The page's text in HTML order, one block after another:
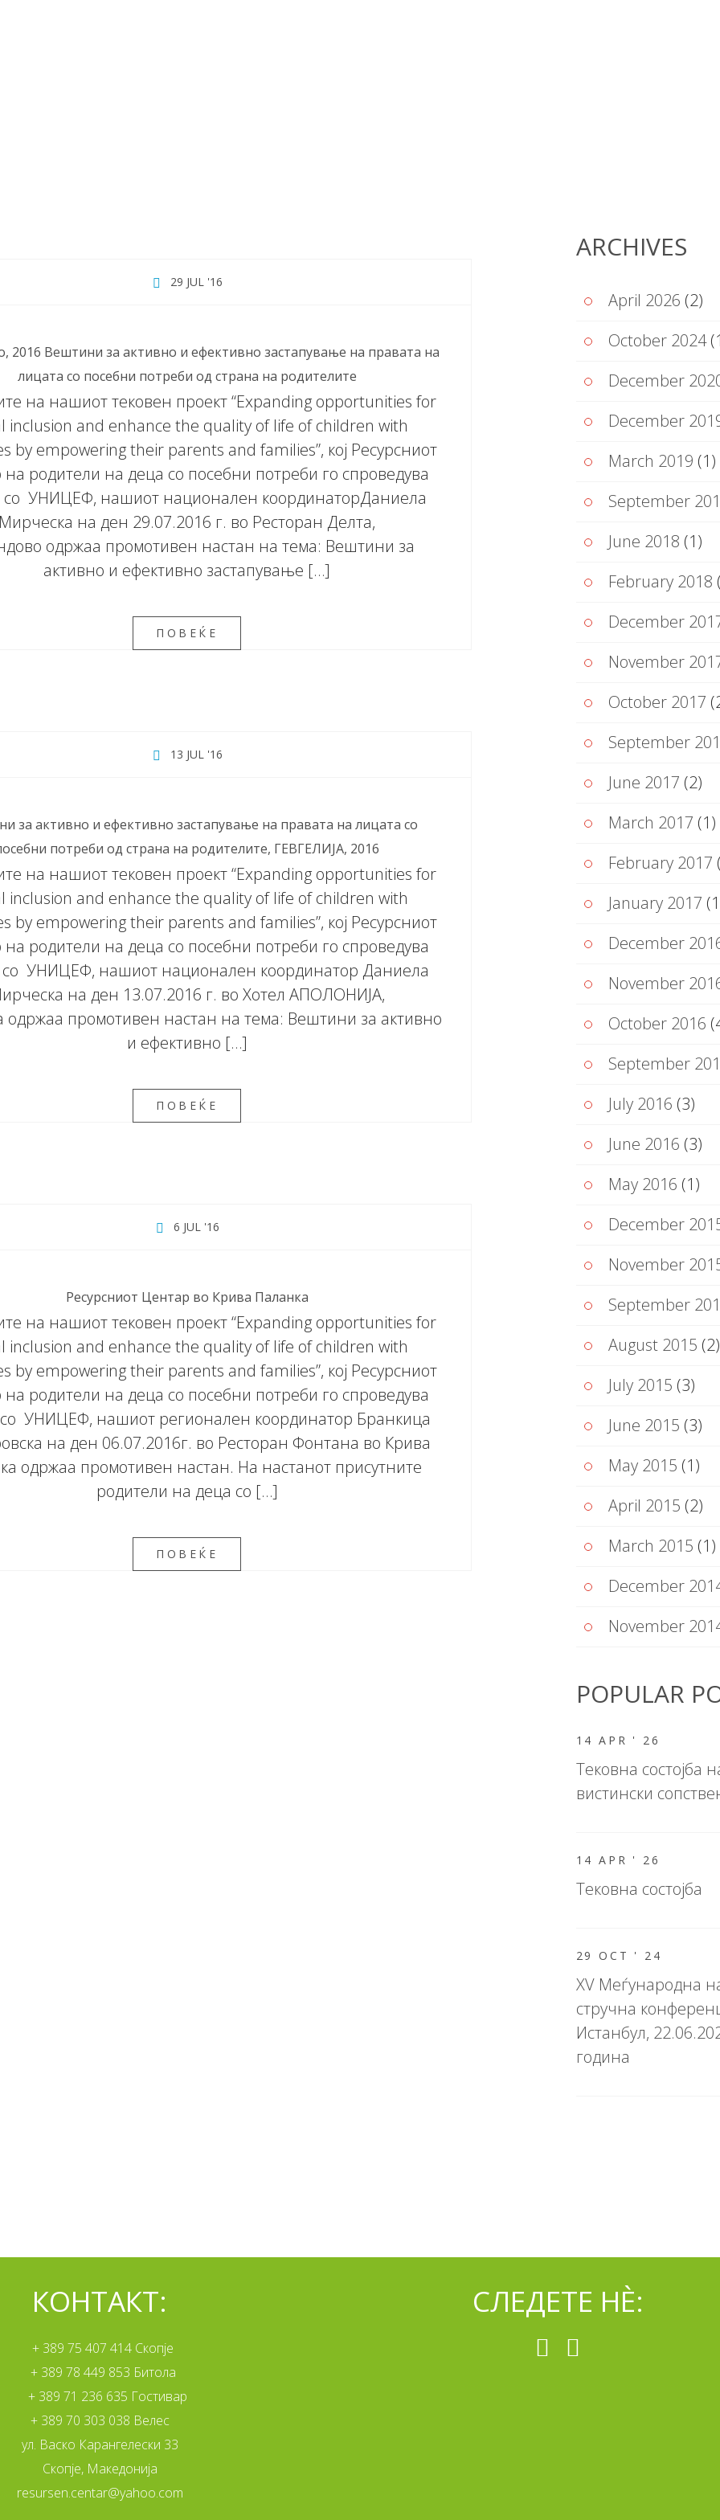
29 JUL '16
2016 Вештини за активно и ефективно застапување на правата на
лицата со посебни потреби од страна на родителите
на нашиот тековен проект “Expanding opportunities for
inclusion and enhance the quality of life of children with
by empowering their parents and families”, кој Ресурсниот
родители на деца со посебни потреби го спроведува
со УНИЦЕФ, нашиот национален координаторДаниела
Мирческа на ден 29.07.2016 г. во Ресторан Делта,
одржаа промотивен настан на тема: Вештини за
активно и ефективно застапување […]
ПОВЕЌЕ
13 JUL '16
за активно и ефективно застапување на правата на лицата со
потреби од страна на родителите, ГЕВГЕЛИЈА, 2016
на нашиот тековен проект “Expanding opportunities for
inclusion and enhance the quality of life of children with
by empowering their parents and families”, кој Ресурсниот
родители на деца со посебни потреби го спроведува
со УНИЦЕФ, нашиот национален координатор Даниела
на ден 13.07.2016 г. во Хотел АПОЛОНИЈА,
одржаа промотивен настан на тема: Вештини за активно
и ефективно […]
ПОВЕЌЕ
6 JUL '16
Ресурсниот Центар во Крива Паланка
на нашиот тековен проект “Expanding opportunities for
inclusion and enhance the quality of life of children with
by empowering their parents and families”, кој Ресурсниот
родители на деца со посебни потреби го спроведува
УНИЦЕФ, нашиот регионален координатор Бранкица
на ден 06.07.2016г. во Ресторан Фонтана во Крива
одржаа промотивен настан. На настанот присутните
родители на деца со […]
ПОВЕЌЕ
ARCHIVES
April 2026 (2)
October 2024
December
December
March 2019 (1)
September
June 2018 (1)
February 2018
December
November
October 2017
September
June 2017 (2)
March 2017 (1)
February 2017
January 2017
December
November
October 2016
September
July 2016 (3)
June 2016 (3)
May 2016 (1)
December
November
September
August 2015 (2)
July 2015 (3)
June 2015 (3)
May 2015 (1)
April 2015 (2)
March 2015 (1)
December
November
POPULAR
14 APR ' 26
Тековна состојба
вистински
14 APR ' 26
Тековна состојба
29 OCT ' 24
XV Меѓународна
стручна
Истанбул,
година
КОНТАКТ:
+ 389 75 407 414 Скопје
+ 389 78 449 853 Битола
+ 389 71 236 635 Гостивар
+ 389 70 303 038 Велес
ул. Васко Карангелески 33
Скопје, Македонија
resursen.centar@yahoo.com
СЛЕДЕТЕ НÈ: